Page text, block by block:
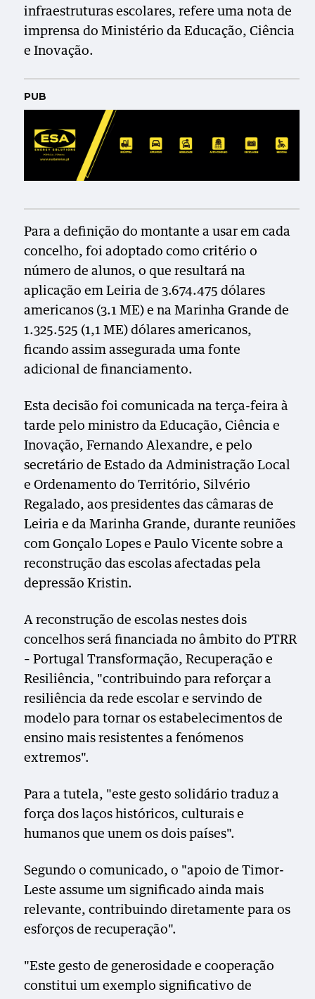
infraestruturas escolares, refere uma nota de
imprensa do Ministério da Educação, Ciência
e Inovação.
PUB
Para a definição do montante a usar em cada
concelho, foi adoptado como critério o
número de alunos, o que resultará na
aplicação em Leiria de 3.674.475 dólares
americanos (3.1 ME) e na Marinha Grande de
1.325.525 (1,1 ME) dólares americanos,
ficando assim assegurada uma fonte
adicional de financiamento.
Esta decisão foi comunicada na terça-feira à
tarde pelo ministro da Educação, Ciência e
Inovação, Fernando Alexandre, e pelo
secretário de Estado da Administração Local
e Ordenamento do Território, Silvério
Regalado, aos presidentes das câmaras de
Leiria e da Marinha Grande, durante reuniões
com Gonçalo Lopes e Paulo Vicente sobre a
reconstrução das escolas afectadas pela
depressão Kristin.
A reconstrução de escolas nestes dois
concelhos será financiada no âmbito do PTRR
– Portugal Transformação, Recuperação e
Resiliência, "contribuindo para reforçar a
resiliência da rede escolar e servindo de
modelo para tornar os estabelecimentos de
ensino mais resistentes a fenómenos
extremos".
Para a tutela, "este gesto solidário traduz a
força dos laços históricos, culturais e
humanos que unem os dois países".
Segundo o comunicado, o "apoio de Timor-
Leste assume um significado ainda mais
relevante, contribuindo diretamente para os
esforços de recuperação".
"Este gesto de generosidade e cooperação
constitui um exemplo significativo de